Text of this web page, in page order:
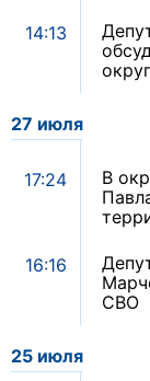
14:13
27 июля
17:24
В
16:16
СВО
25 июля